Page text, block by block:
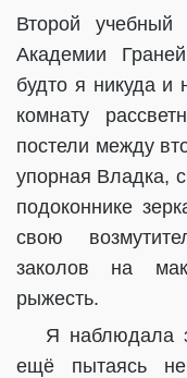
Второй
Академии
будто я никуда и
комнату
постели между
упорная Владка,
подоконнике
свою
заколов на
рыжесть.
Я наблюдала
ещё пытаясь